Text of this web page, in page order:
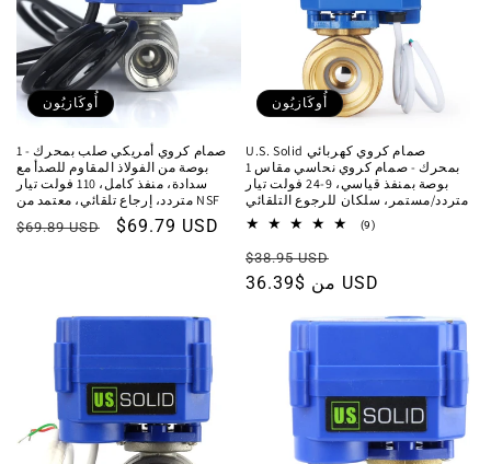
أُوكَازيُون
صمام كروي أمريكي صلب بمحرك - 1
بوصة من الفولاذ المقاوم للصدأ مع
سدادة، منفذ كامل، 110 فولت تيار
متردد، إرجاع تلقائي، معتمد من NSF
السعر
$69.89 USD
سعر
$69.79 USD
أُوكَازيُون
U.S. Solid صمام كروي كهربائي
بمحرك - صمام كروي نحاسي مقاس 1
بوصة بمنفذ قياسي، 9-24 فولت تيار
متردد/مستمر، سلكان للرجوع التلقائي
(9)9
السعر
العادي
$38.95 USD
البيع
من $36.39 USD